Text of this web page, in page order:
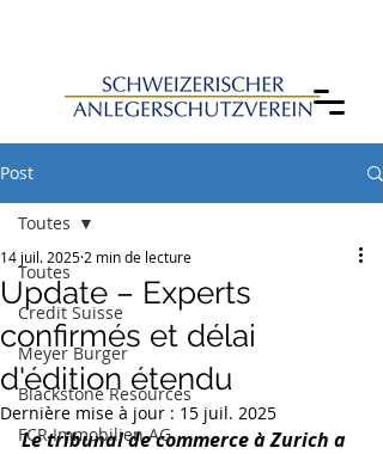
Post
Toutes
Credit Suisse
Meyer Burger
Blackstone Resources
FCR Immobilien AG
Toutes
Update – Experts
confirmés et délai
d'édition étendu
14 juil. 2025 2 min de lecture
Dernière mise à jour : 15 juil. 2025
Le tribunal de commerce à Zurich a